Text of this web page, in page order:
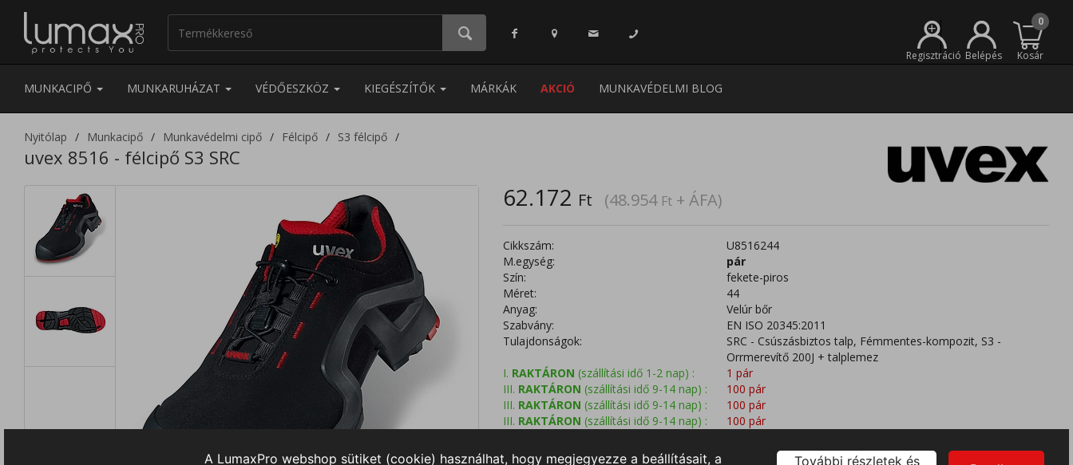
+
Regisztráció Belépés
0
Kosár
MUNKACIPŐ MUNKARUHÁZAT VÉDŐESZKÖZ KIEGÉSZÍTŐK MÁRKÁK AKCIÓ MUNKAVÉDELMI BLOG
Nyitólap Munkacipő Munkavédelmi cipő Félcipő S3 félcipő
uvex 8516 - félcipő S3 SRC
62.172 Ft (48.954 Ft + ÁFA)
Cikkszám:
U8516244
M.egység:
pár
Szín:
fekete-piros
Méret:
44
Anyag:
Velúr bőr
Szabvány:
EN ISO 20345:2011
Tulajdonságok:
SRC - Csúszásbiztos talp, Fémmentes-kompozit, S3 -
Orrmerevítő 200J + talplemez
I. RAKTÁRON (szállítási idő 1-2 nap) :
1 pár
III. RAKTÁRON (szállítási idő 9-14 nap) :
100 pár
III. RAKTÁRON (szállítási idő 9-14 nap) :
100 pár
III. RAKTÁRON (szállítási idő 9-14 nap) :
100 pár
III. RAKTÁRON (szállítási idő 9-14 nap) :